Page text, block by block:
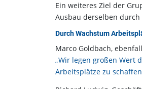
Ein weiteres Ziel der
Ausbau derselben
Durch Wachstum
Marco Goldbach,
„Wir legen großen Wert
Arbeitsplätze zu